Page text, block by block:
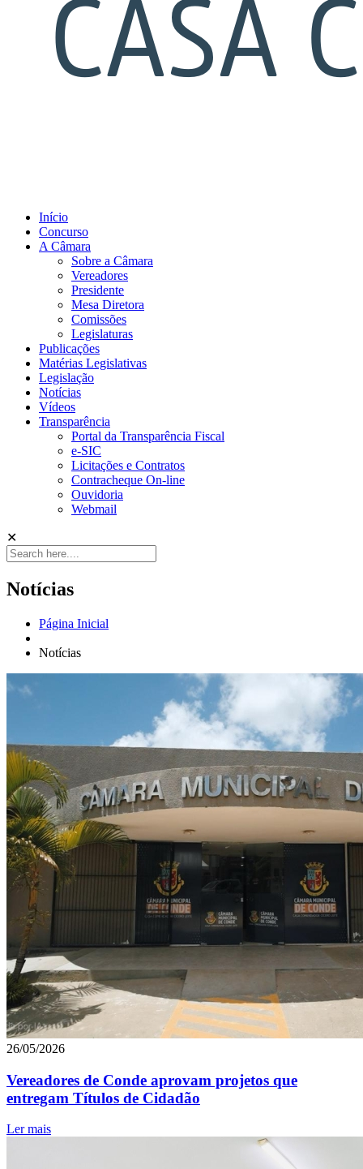
Início
Concurso
A Câmara
Sobre a Câmara
Vereadores
Presidente
Mesa Diretora
Comissões
Legislaturas
Publicações
Matérias Legislativas
Legislação
Notícias
Vídeos
Transparência
Portal da Transparência Fiscal
e-SIC
Licitações e Contratos
Contracheque On-line
Ouvidoria
Webmail
✕
Notícias
Página Inicial
Notícias
26/05/2026
Vereadores de Conde aprovam projetos que
entregam Títulos de Cidadão
Ler mais